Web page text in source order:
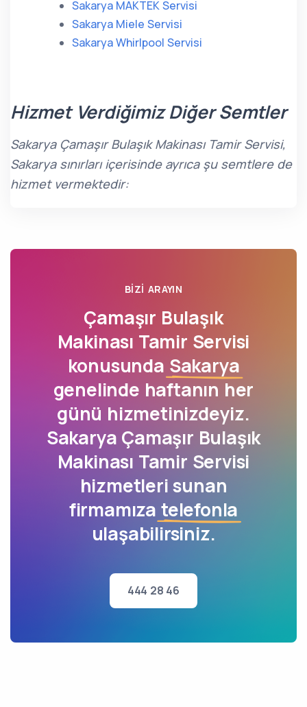
Sakarya MAKTEK Servisi
Sakarya Miele Servisi
Sakarya Whirlpool Servisi
Hizmet Verdiğimiz Diğer Semtler
Sakarya Çamaşır Bulaşık Makinası Tamir Servisi,
Sakarya sınırları içerisinde ayrıca şu semtlere de
hizmet vermektedir:
BIZI ARAYIN
Çamaşır Bulaşık
Makinası Tamir Servisi
konusunda Sakarya
genelinde haftanın her
günü hizmetinizdeyiz.
Sakarya Çamaşır Bulaşık
Makinası Tamir Servisi
hizmetleri sunan
firmamıza telefonla
ulaşabilirsiniz.
444 28 46